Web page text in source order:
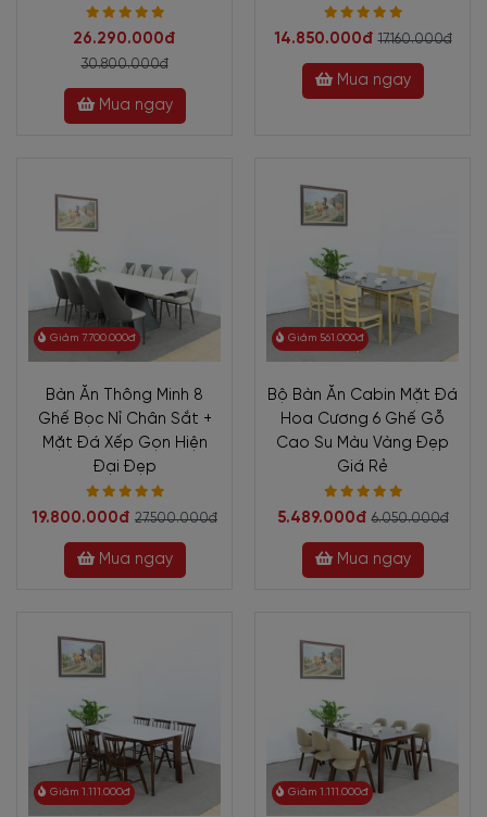
26.290.000đ
30.800.000đ
Mua ngay
14.850.000đ 17.160.000đ
Mua ngay
Giảm 7.700.000đ
Bàn Ăn Thông Minh 8
Ghế Bọc Nỉ Chân Sắt +
Mặt Đá Xếp Gọn Hiện
Đại Đẹp
19.800.000đ 27.500.000đ
Mua ngay
Giảm 561.000đ
Bộ Bàn Ăn Cabin Mặt Đá
Hoa Cương 6 Ghế Gỗ
Cao Su Màu Vàng Đẹp
Giá Rẻ
5.489.000đ 6.050.000đ
Mua ngay
Giảm 1.111.000đ Giảm 1.111.000đ